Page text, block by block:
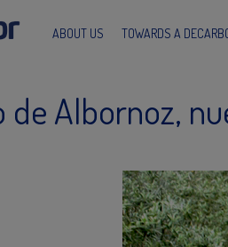
ABOUT US TOWARDS A
de Albornoz,